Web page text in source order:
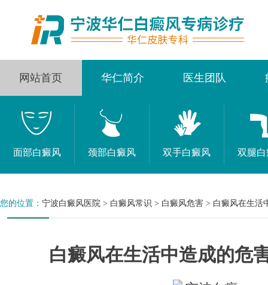
网站首页 华仁简介 医生团队
面部白癜风 颈部白癜风 双手白癜风 双腿
您的位置： 宁波白癜风医院 > 白癜风常识 > 白癜风危害 > 白癜风在生活
白癜风在生活中造成的危